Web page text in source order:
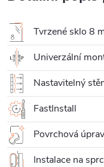
Tvrzené sklo 8
Univerzální
Nastavitelný
FastInstall
Povrchová
Instalace na